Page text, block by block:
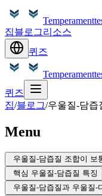
집블로그리소스
퀴즈
퀴즈
집/블로그/우울질-담즙
Menu
우울질-담즙질 조합이 보
핵심 우울질-담즙질 특징
우울질-담즙질과 우울질-